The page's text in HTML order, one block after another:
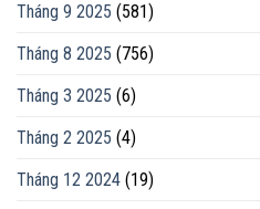
Tháng 9 2025 (581)
Tháng 8 2025 (756)
Tháng 3 2025 (6)
Tháng 2 2025 (4)
Tháng 12 2024 (19)